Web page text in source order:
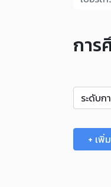
การ
+ เพิ่ม